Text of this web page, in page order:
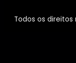
Todos os direitos